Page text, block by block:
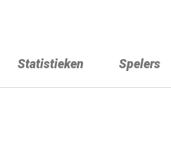
Statistieken Spelers